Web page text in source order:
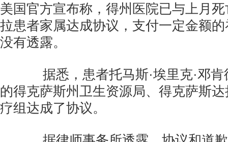
美国官方宣布称，得州医院已与上月
拉患者家属达成协议，支付一定金额
没有透露。
据悉，患者托马斯·埃里克·邓肯
的得克萨斯州卫生资源局、得克萨斯
疗组达成了协议。